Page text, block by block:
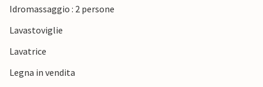
minuti di auto a nord e la famosa città di Eckernförde a
sud. La scelta delle destinazioni per le escursioni è
Vi aspettiamo per un soggiorno meraviglioso in questo
Idromassaggio : 2 persone
Lavastoviglie
Lavatrice
Legna in vendita